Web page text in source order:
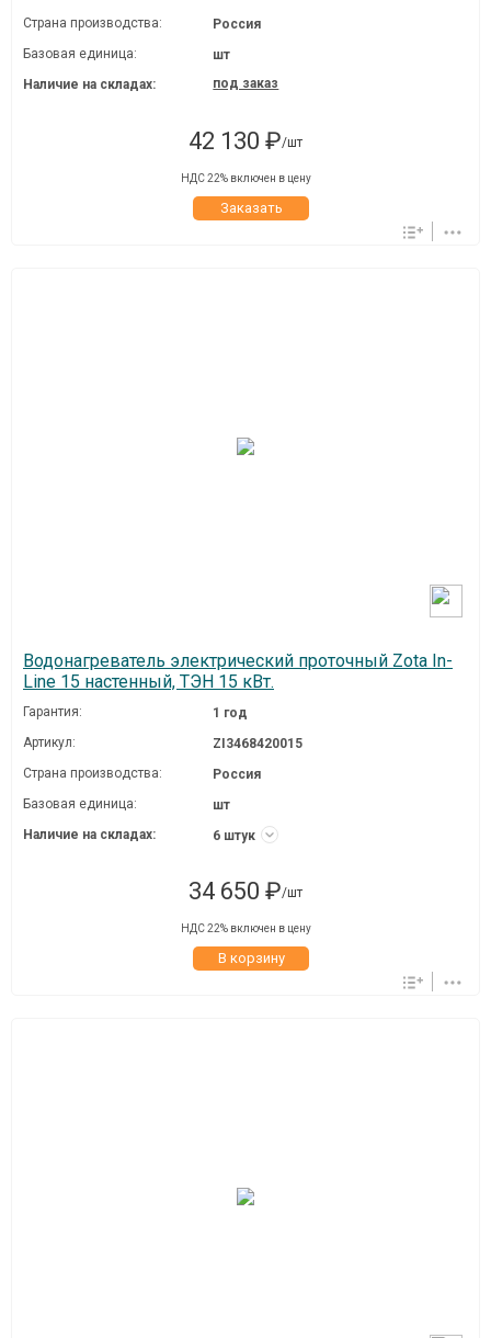
Страна производства:
Россия
Базовая единица:
шт
Наличие на складах:
под заказ
42 130 ₽/шт
НДС 22% включен в цену
Заказать
Водонагреватель электрический проточный Zota In-
Line 15 настенный, ТЭН 15 кВт.
Гарантия:
1 год
Артикул:
ZI3468420015
Страна производства:
Россия
Базовая единица:
шт
Наличие на складах:
6 штук
34 650 ₽/шт
НДС 22% включен в цену
В корзину